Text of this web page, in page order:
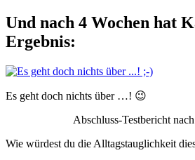
Und nach 4 Wochen hat
Ergebnis:
Es geht doch nichts über …! 😉
Abschluss-Testbericht
Wie würdest du die Alltagstauglichkeit